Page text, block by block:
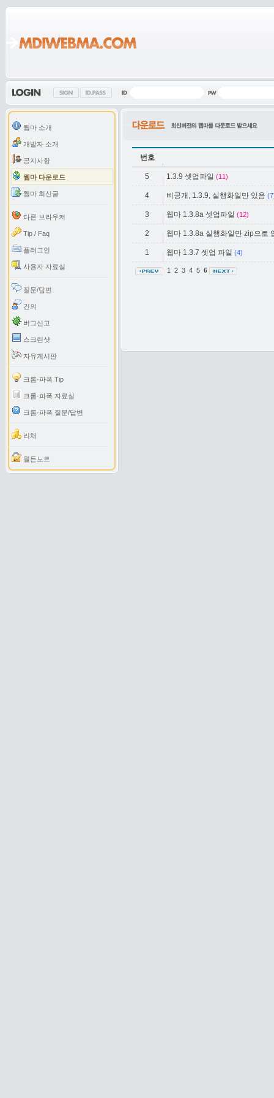
웹마 소개
개발자 소개
공지사항
웹마 다운로드
웹마 최신글
다른 브라우저
Tip / Faq
플러그인
사용자 자료실
질문/답변
건의
버그신고
스크린샷
자유게시판
크롬·파폭 Tip
크롬·파폭 자료실
크롬·파폭 질문/답변
리채
월든노트
번호
5 1.3.9 셋업파일 (11)
4 비공개, 1.3.9, 실행화일만 있음
3 웹마 1.3.8a 셋업파일 (12)
2 웹마 1.3.8a 실행화일만 zip으로
1 웹마 1.3.7 셋업 파일 (4)
1 2 3 4 5 6